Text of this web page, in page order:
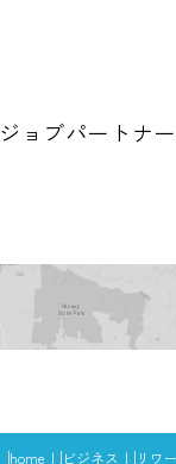
ジョブパートナー
home ビジネス リワ